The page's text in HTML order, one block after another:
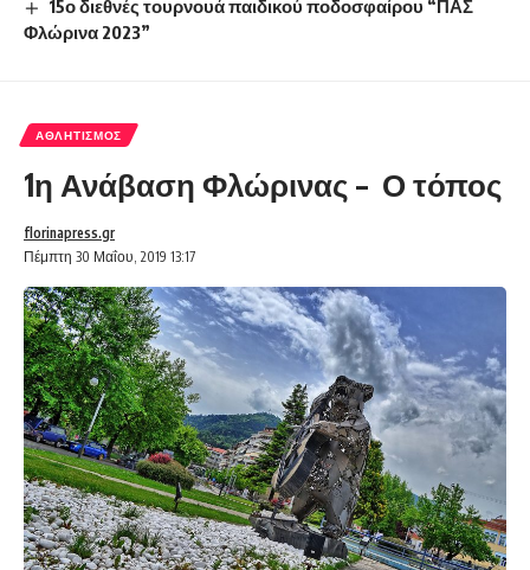
15ο διεθνές τουρνουά παιδικού ποδοσφαίρου “ΠΑΣ
Φλώρινα 2023”
ΑΘΛΗΤΙΣΜΌΣ
1η Ανάβαση Φλώρινας – Ο τόπος
Πέμπτη 30 Μαΐου, 2019 13:17
florinapress.gr